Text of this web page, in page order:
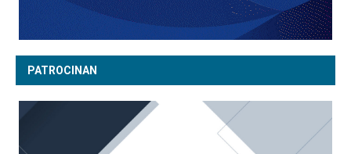
PATROCINAN